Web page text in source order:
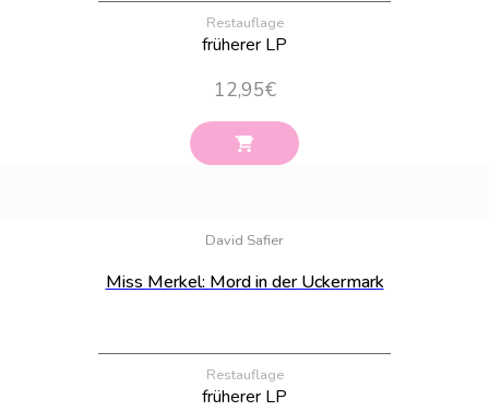
Restauflage
früherer LP
12,95€
David Safier
Miss Merkel: Mord in der Uckermark
Restauflage
früherer LP